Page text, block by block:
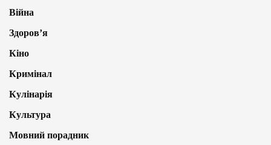
Війна
Здоров’я
Кіно
Кримінал
Кулінарія
Культура
Мовний порадник